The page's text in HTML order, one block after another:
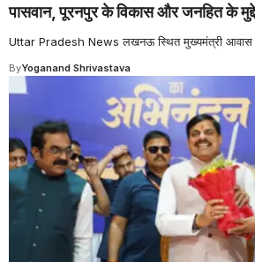
पासवान, पूरनपुर के विकास और जनहित के
Uttar Pradesh News लखनऊ स्थित मुख्यमंत्री आवास
ByYoganand Shrivastava